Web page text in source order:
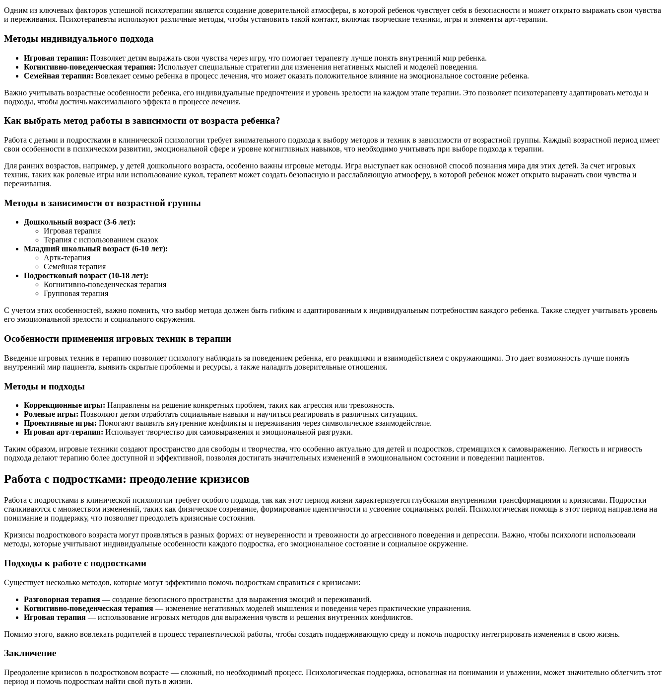
Одним из ключевых факторов успешной психотерапии является создание доверительной атмосферы, в которой ребенок чувствует себя в безопасности и может открыто выражать свои чувства
и переживания. Психотерапевты используют различные методы, чтобы установить такой контакт, включая творческие техники, игры и элементы арт-терапии.
Методы индивидуального подхода
Игровая терапия: Позволяет детям выражать свои чувства через игру, что помогает терапевту лучше понять внутренний мир ребенка.
Когнитивно-поведенческая терапия: Использует специальные стратегии для изменения негативных мыслей и моделей поведения.
Семейная терапия: Вовлекает семью ребенка в процесс лечения, что может оказать положительное влияние на эмоциональное состояние ребенка.
Важно учитывать возрастные особенности ребенка, его индивидуальные предпочтения и уровень зрелости на каждом этапе терапии. Это позволяет психотерапевту адаптировать методы и
подходы, чтобы достичь максимального эффекта в процессе лечения.
Как выбрать метод работы в зависимости от возраста ребенка?
Работа с детьми и подростками в клинической психологии требует внимательного подхода к выбору методов и техник в зависимости от возрастной группы. Каждый возрастной период имеет
свои особенности в психическом развитии, эмоциональной сфере и уровне когнитивных навыков, что необходимо учитывать при выборе подхода к терапии.
Для ранних возрастов, например, у детей дошкольного возраста, особенно важны игровые методы. Игра выступает как основной способ познания мира для этих детей. За счет игровых
техник, таких как ролевые игры или использование кукол, терапевт может создать безопасную и расслабляющую атмосферу, в которой ребенок может открыто выражать свои чувства и
переживания.
Методы в зависимости от возрастной группы
Дошкольный возраст (3-6 лет):
Игровая терапия
Терапия с использованием сказок
Младший школьный возраст (6-10 лет):
Артк-терапия
Семейная терапия
Подростковый возраст (10-18 лет):
Когнитивно-поведенческая терапия
Групповая терапия
С учетом этих особенностей, важно помнить, что выбор метода должен быть гибким и адаптированным к индивидуальным потребностям каждого ребенка. Также следует учитывать уровень
его эмоциональной зрелости и социального окружения.
Особенности применения игровых техник в терапии
Введение игровых техник в терапию позволяет психологу наблюдать за поведением ребенка, его реакциями и взаимодействием с окружающими. Это дает возможность лучше понять
внутренний мир пациента, выявить скрытые проблемы и ресурсы, а также наладить доверительные отношения.
Методы и подходы
Коррекционные игры: Направлены на решение конкретных проблем, таких как агрессия или тревожность.
Ролевые игры: Позволяют детям отработать социальные навыки и научиться реагировать в различных ситуациях.
Проективные игры: Помогают выявить внутренние конфликты и переживания через символическое взаимодействие.
Игровая арт-терапия: Использует творчество для самовыражения и эмоциональной разгрузки.
Таким образом, игровые техники создают пространство для свободы и творчества, что особенно актуально для детей и подростков, стремящихся к самовыражению. Легкость и игривость
подхода делают терапию более доступной и эффективной, позволяя достигать значительных изменений в эмоциональном состоянии и поведении пациентов.
Работа с подростками: преодоление кризисов
Работа с подростками в клинической психологии требует особого подхода, так как этот период жизни характеризуется глубокими внутренними трансформациями и кризисами. Подростки
сталкиваются с множеством изменений, таких как физическое созревание, формирование идентичности и усвоение социальных ролей. Психологическая помощь в этот период направлена на
понимание и поддержку, что позволяет преодолеть кризисные состояния.
Кризисы подросткового возраста могут проявляться в разных формах: от неуверенности и тревожности до агрессивного поведения и депрессии. Важно, чтобы психологи использовали
методы, которые учитывают индивидуальные особенности каждого подростка, его эмоциональное состояние и социальное окружение.
Подходы к работе с подростками
Существует несколько методов, которые могут эффективно помочь подросткам справиться с кризисами:
Разговорная терапия — создание безопасного пространства для выражения эмоций и переживаний.
Когнитивно-поведенческая терапия — изменение негативных моделей мышления и поведения через практические упражнения.
Игровая терапия — использование игровых методов для выражения чувств и решения внутренних конфликтов.
Помимо этого, важно вовлекать родителей в процесс терапевтической работы, чтобы создать поддерживающую среду и помочь подростку интегрировать изменения в свою жизнь.
Заключение
Преодоление кризисов в подростковом возрасте — сложный, но необходимый процесс. Психологическая поддержка, основанная на понимании и уважении, может значительно облегчить этот
период и помочь подросткам найти свой путь в жизни.